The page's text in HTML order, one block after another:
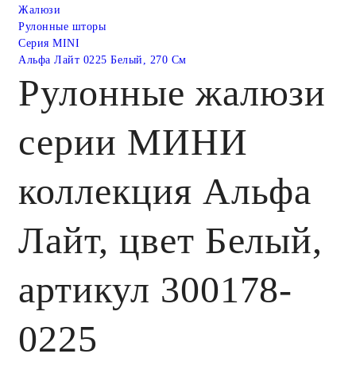
Жалюзи
Рулонные шторы
Серия MINI
Альфа Лайт 0225 Белый, 270 См
Рулонные жалюзи
серии МИНИ
коллекция Альфа
Лайт, цвет Белый,
артикул 300178-
0225